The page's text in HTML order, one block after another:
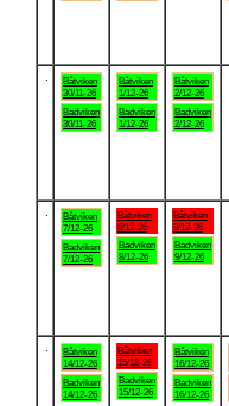
Båtviken
30/11-26
Badviken
30/11-26
Båtviken
1/12-26
Badviken
1/12-26
Båtviken
2/12-26
Badviken
2/12-26
Båtviken
7/12-26
Badviken
7/12-26
Båtviken
8/12-26
Badviken
8/12-26
Båtviken
9/12-26
Badviken
9/12-26
Båtviken
14/12-26
Badviken
14/12-26
Båtviken
15/12-26
Badviken
15/12-26
Båtviken
16/12-26
Badviken
16/12-26